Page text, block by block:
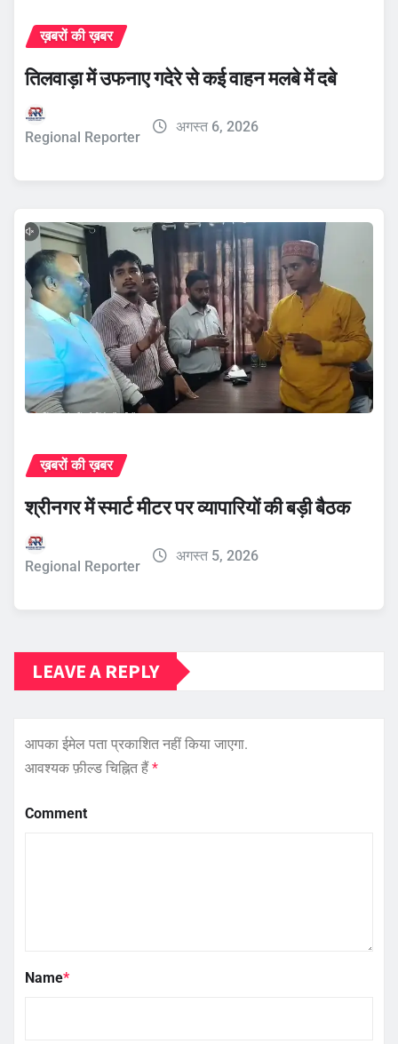
ख़बरों की ख़बर
तिलवाड़ा में उफनाए गदेरे से कई वाहन मलबे में दबे
Regional Reporter
अगस्त 6, 2026
ख़बरों की ख़बर
श्रीनगर में स्मार्ट मीटर पर व्यापारियों की बड़ी बैठक
Regional Reporter
अगस्त 5, 2026
LEAVE A REPLY
आपका ईमेल पता प्रकाशित नहीं किया जाएगा.
आवश्यक फ़ील्ड चिह्नित हैं *
Comment
Name*